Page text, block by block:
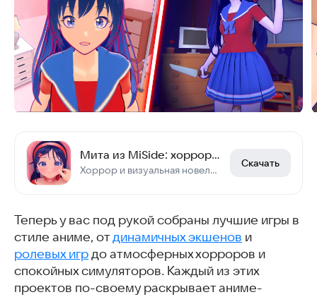
Мита из MiSide: хоррор побег от аниме девушки
Хоррор и визуальная новелла, где вас ждут романтика и побег от яндере девушки.
Скачать
Теперь у вас под рукой собраны лучшие игры в
стиле аниме, от динамичных экшенов и
ролевых игр до атмосферных хорроров и
спокойных симуляторов. Каждый из этих
проектов по-своему раскрывает аниме-